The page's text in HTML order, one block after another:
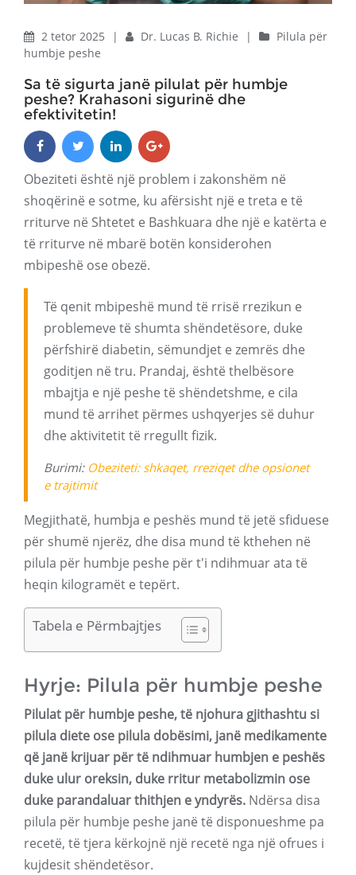
2 tetor 2025 | Dr. Lucas B. Richie |
Pilula për
humbje peshe
Sa të sigurta janë pilulat për humbje
peshe? Krahasoni sigurinë dhe
efektivitetin!
Obeziteti është një problem i zakonshëm në
shoqërinë e sotme, ku afërsisht një e treta e të
rriturve në Shtetet e Bashkuara dhe një e katërta e
të rriturve në mbarë botën konsiderohen
mbipeshë ose obezë.
Të qenit mbipeshë mund të rrisë rrezikun e
problemeve të shumta shëndetësore, duke
përfshirë diabetin, sëmundjet e zemrës dhe
goditjen në tru. Prandaj, është thelbësore
mbajtja e një peshe të shëndetshme, e cila
mund të arrihet përmes ushqyerjes së duhur
dhe aktivitetit të rregullt fizik.
Burimi: Obeziteti: shkaqet, rreziqet dhe opsionet
e trajtimit
Megjithatë, humbja e peshës mund të jetë sfiduese
për shumë njerëz, dhe disa mund të kthehen në
pilula për humbje peshe për t'i ndihmuar ata të
heqin kilogramët e tepërt.
Tabela e Përmbajtjes
Hyrje: Pilula për humbje peshe
Pilulat për humbje peshe, të njohura gjithashtu si
pilula diete ose pilula dobësimi, janë medikamente
që janë krijuar për të ndihmuar humbjen e peshës
duke ulur oreksin, duke rritur metabolizmin ose
duke parandaluar thithjen e yndyrës. Ndërsa disa
pilula për humbje peshe janë të disponueshme pa
recetë, të tjera kërkojnë një recetë nga një ofrues i
kujdesit shëndetësor.